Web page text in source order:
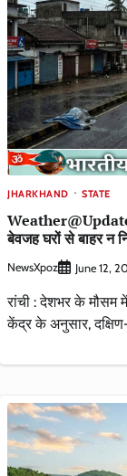
JHARKHAND STATE
बेवजह घरों से बाहर न
NewsXpoz June 12,
रांची : देशभर के मौसम
केंद्र के अनुसार,